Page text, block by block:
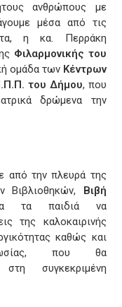
ανθρώπους με
μέσα από τις
η κα. Περράκη
Φιλαρμονικής του
ομάδα των Κέντρων
του Δήμου, που
δρώμενα την
από την πλευρά της
Βιβλιοθηκών, Βιβή
τα παιδιά να
της καλοκαιρινής
καθώς και
που θα
συγκεκριμένη